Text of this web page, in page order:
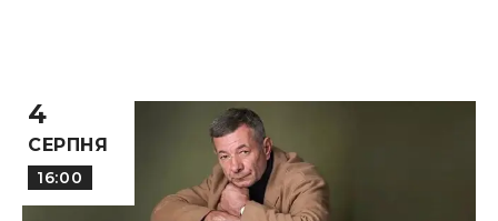
4
СЕРПНЯ
16:00